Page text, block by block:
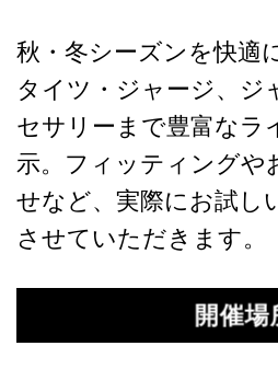
秋・冬シーズンを快適
タイツ・ジャージ、ジ
セサリーまで豊富なラ
示。フィッティングや
せなど、実際にお試し
させていただきます。
開催場